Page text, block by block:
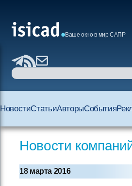
Ваше окно в мир САПР
НовостиСтатьиАвторыСобытия
Новости
18 марта 2016